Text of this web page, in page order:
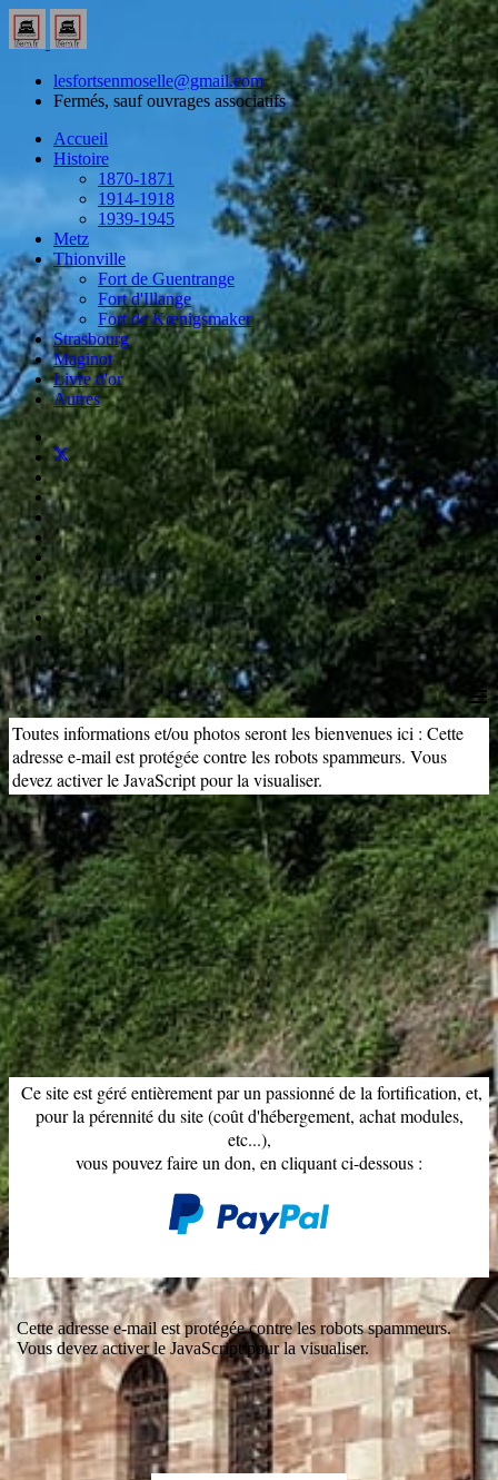
lesfortsenmoselle@gmail.com
Fermés, sauf ouvrages associatifs
Accueil
Histoire
1870-1871
1914-1918
1939-1945
Metz
Thionville
Fort de Guentrange
Fort d'Illange
Fort de Kœnigsmaker
Strasbourg
Maginot
Livre d'or
Autres
≡
Toutes informations et/ou photos seront les bienvenues ici : Cette
adresse e-mail est protégée contre les robots spammeurs. Vous
devez activer le JavaScript pour la visualiser.
Ce site est géré entièrement par un passionné de la fortification, et,
pour la pérennité du site (coût d'hébergement, achat modules,
etc...),
vous pouvez faire un don, en cliquant ci-dessous :
Cette adresse e-mail est protégée contre les robots spammeurs.
Vous devez activer le JavaScript pour la visualiser.